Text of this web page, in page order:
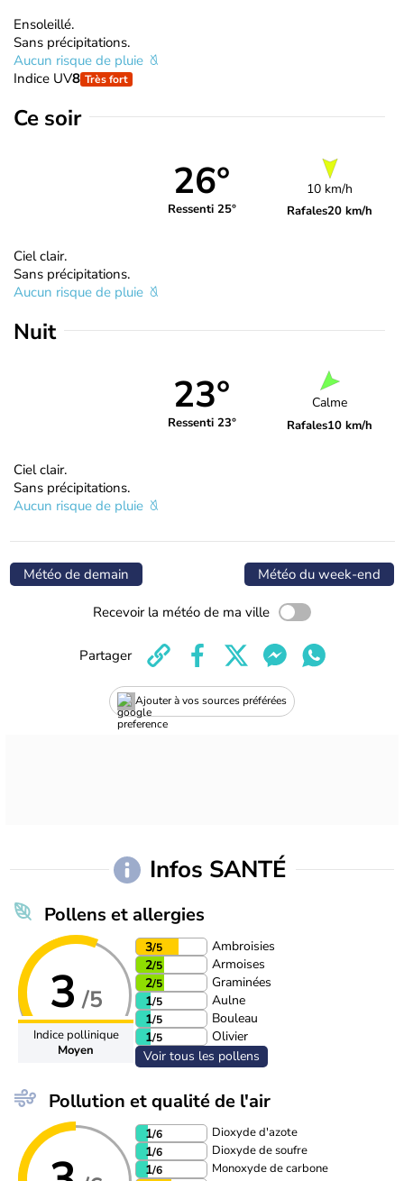
Ensoleillé.
Sans précipitations.
Aucun risque de pluie
Indice UV8 Très fort
Ce soir
26°
Ressenti 25°
10 km/h
Rafales20 km/h
Ciel clair.
Sans précipitations.
Aucun risque de pluie
Nuit
23°
Ressenti 23°
Calme
Rafales10 km/h
Ciel clair.
Sans précipitations.
Aucun risque de pluie
Météo de demain Météo du week-end
Recevoir la météo de ma ville
Ajouter à vos sources préférées
Partager
Infos SANTÉ
Pollens et allergies
3 /5
Indice pollinique
Moyen
3/5
Ambroisies
2/5
Armoises
2/5
Graminées
1/5
Aulne
1/5
Bouleau
1/5
Olivier
Voir tous les pollens
Pollution et qualité de l'air
1/6 Dioxyde d'azote
1/6 Dioxyde de soufre
1/6 Monoxyde de carbone